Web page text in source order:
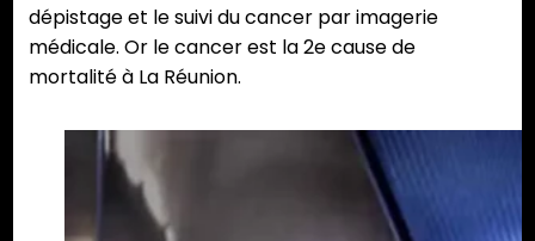
dépistage et le suivi du cancer par imagerie
médicale. Or le cancer est la 2e cause de
mortalité à La Réunion.